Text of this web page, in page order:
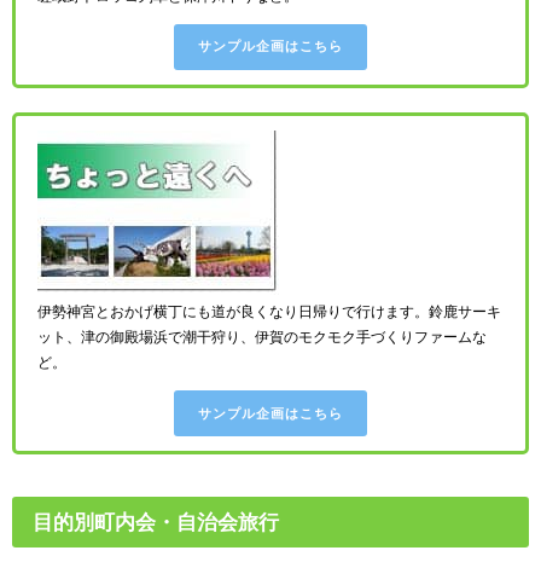
サンプル企画はこちら
伊勢神宮とおかげ横丁にも道が良くなり日帰りで行けます。鈴鹿サーキ
ット、津の御殿場浜で潮干狩り、伊賀のモクモク手づくりファームな
ど。
サンプル企画はこちら
目的別町内会・自治会旅行